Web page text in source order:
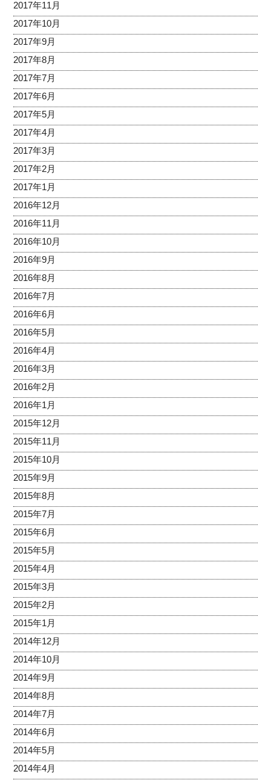
2017年11月
2017年10月
2017年9月
2017年8月
2017年7月
2017年6月
2017年5月
2017年4月
2017年3月
2017年2月
2017年1月
2016年12月
2016年11月
2016年10月
2016年9月
2016年8月
2016年7月
2016年6月
2016年5月
2016年4月
2016年3月
2016年2月
2016年1月
2015年12月
2015年11月
2015年10月
2015年9月
2015年8月
2015年7月
2015年6月
2015年5月
2015年4月
2015年3月
2015年2月
2015年1月
2014年12月
2014年10月
2014年9月
2014年8月
2014年7月
2014年6月
2014年5月
2014年4月